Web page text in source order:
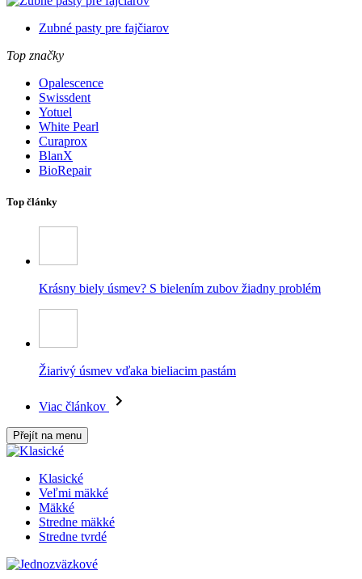
Zubné pasty pre fajčiarov
Top značky
Opalescence
Swissdent
Yotuel
White Pearl
Curaprox
BlanX
BioRepair
Top články
Krásny biely úsmev? S bielením zubov žiadny problém
Žiarivý úsmev vďaka bieliacim pastám
Viac článkov
Přejít na menu
Klasické
Veľmi mäkké
Mäkké
Stredne mäkké
Stredne tvrdé